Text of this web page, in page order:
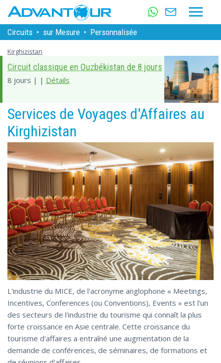
Circuits • sur Mesure • Personnalisée
Kirghizistan
Circuit classique en Ouzbékistan de 8 jours
8 jours | | Détails
Services de Voyages d'Affaires au
Kirghizistan
L'industrie du MICE, de l'acronyme anglophone « Meetings,
Incentives, Conferences (ou Conventions), Events » est l'un
des secteurs de l'industrie du tourisme qui connaît la plus
forte croissance en Asie centrale. Cette croissance du
tourisme d'affaires a entraîné une augmentation de la
demande de conférences, de séminaires, de formations et